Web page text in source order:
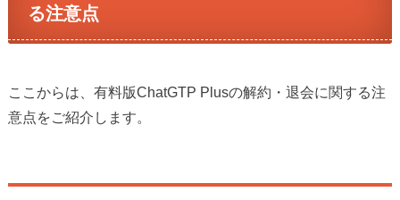
る注意点
ここからは、有料版ChatGTP Plusの解約・退会に関する注
意点をご紹介します。